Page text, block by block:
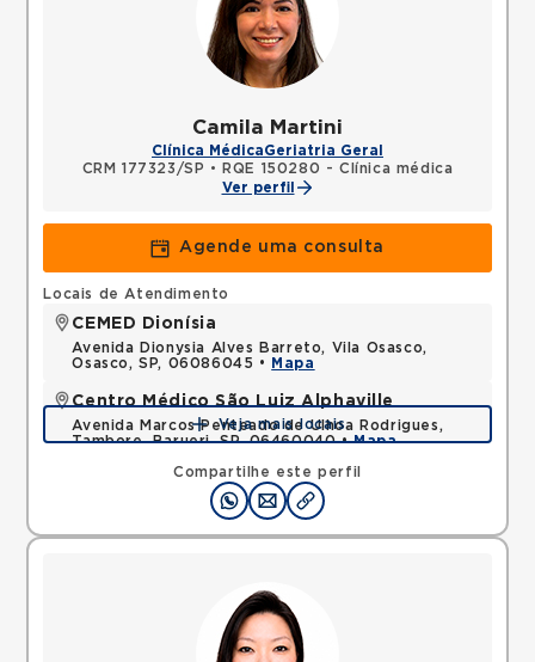
Camila Martini
Clínica MédicaGeriatria Geral
CRM 177323/SP •
RQE 150280 - Clínica médica
Ver perfil
Agende uma consulta
Compartilhe este perfil
Locais de Atendimento
CEMED Dionísia
Avenida Dionysia Alves Barreto, Vila Osasco,
Osasco, SP, 06086045 •
Mapa
Centro Médico São Luiz Alphaville
Avenida Marcos Penteado de Ulhoa Rodrigues,
Tambore, Barueri, SP, 06460040 •Mapa
Veja mais locais